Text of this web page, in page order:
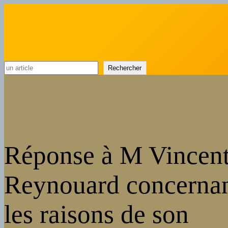
Rechercher
Réponse à M
Reynouard
les raisons de son